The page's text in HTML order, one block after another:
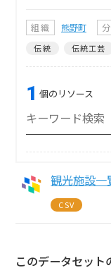
組織 熊野町
伝統 伝統工芸
1 個のリソース
観光施設一
CSV
このデータセット